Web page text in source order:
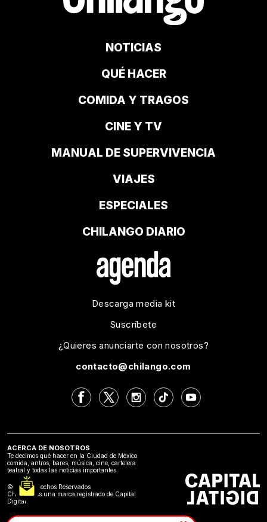
NOTICIAS
QUÉ HACER
COMIDA Y TRAGOS
CINE Y TV
MANUAL DE SUPERVIVENCIA
VIAJES
ESPECIALES
CHILANGO DIARIO
Descarga media kit
Suscríbete
¿Quieres anunciarte con nosotros?
contacto@chilango.com
ACERCA DE NOSOTROS
Te decimos qué hacer en la Ciudad de México:
comida, antros, bares, música, cine, cartelera
teatral y todas las noticias importantes
©2024 Derechos Reservados
Chilango es una marca registrado de Capital
Digital.